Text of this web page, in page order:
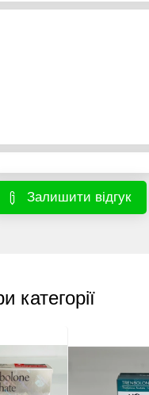
Залишити відгук
категорії